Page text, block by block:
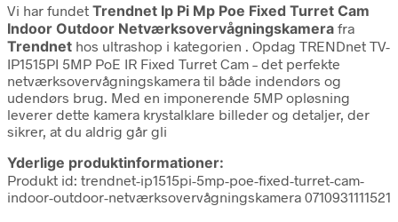
Vi har fundet Trendnet Ip Pi Mp Poe Fixed Turret Cam
Indoor Outdoor Netværksovervågningskamera fra
Trendnet hos ultrashop i kategorien . Opdag TRENDnet TV-
IP1515PI 5MP PoE IR Fixed Turret Cam – det perfekte
netværksovervågningskamera til både indendørs og
udendørs brug. Med en imponerende 5MP opløsning
leverer dette kamera krystalklare billeder og detaljer, der
sikrer, at du aldrig går gli
Yderlige produktinformationer:
Produkt id: trendnet-ip1515pi-5mp-poe-fixed-turret-cam-
indoor-outdoor-netværksovervågningskamera 0710931111521